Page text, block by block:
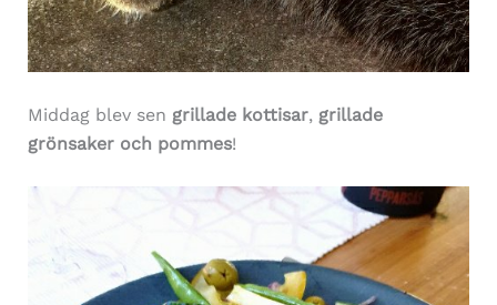
Middag blev sen grillade kottisar, grillade
grönsaker och pommes!